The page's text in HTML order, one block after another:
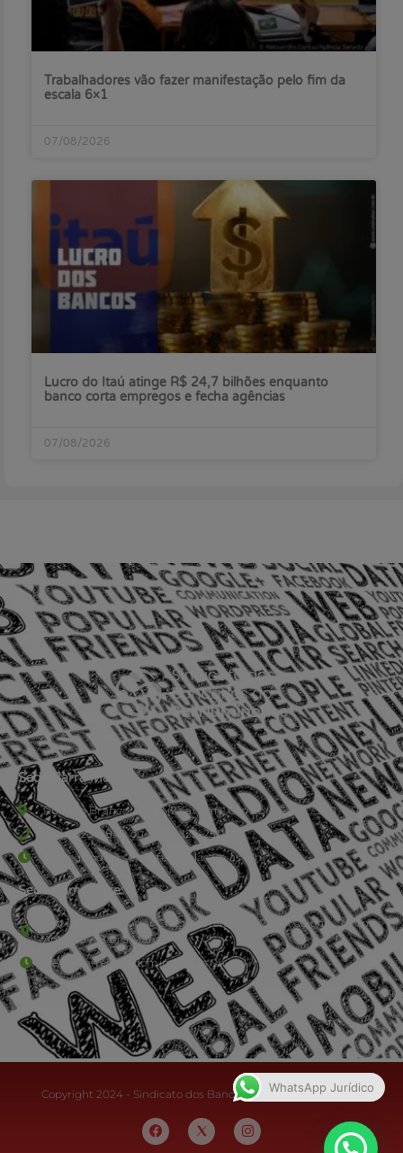
Trabalhadores vão fazer manifestação pelo fim da
escala 6×1
07/08/2026
Lucro do Itaú atinge R$ 24,7 bilhões enquanto
banco corta empregos e fecha agências
07/08/2026
Sede Barra Mansa
Rua Rio Branco, nº107 (2º andar), Centro - Cep: 27.330-030
(24) 3323-2848 ou (24) 3323-2500
De segunda à sexta-feira , das 9h às 17h.
Sede Campestre:
Estrada Governador Chagas Freitas – 3.780 – Colônia Santo
Antônio – Barra Mansa
De terça-feira a domingo, das 9h às 17h
Copyright 2024 - Sindicato dos Bancários do Sul Fluminense
WhatsApp Jurídico